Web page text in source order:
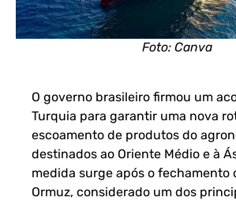
Foto: Canva
O governo brasileiro firmou um
Turquia para garantir uma nova
escoamento de produtos do
destinados ao Oriente Médio e à
medida surge após o fechamento
Ormuz, considerado um dos